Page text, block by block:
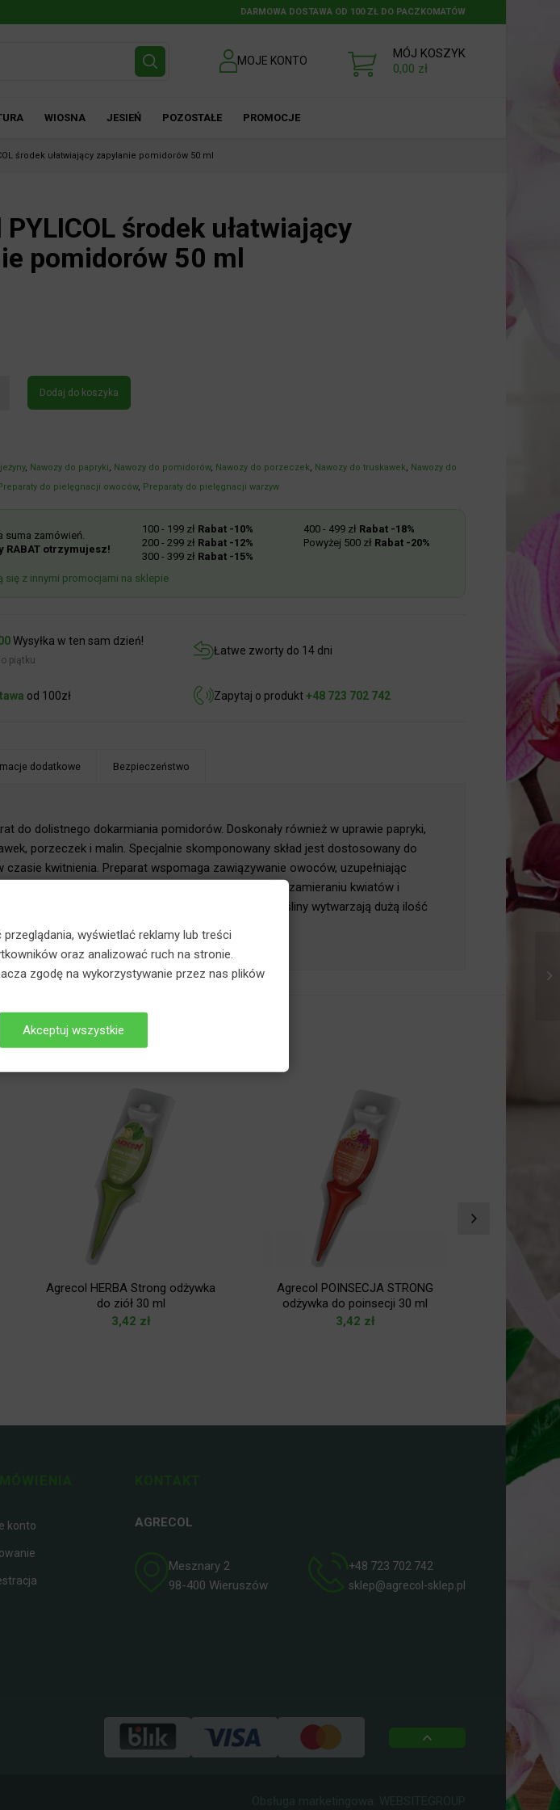
DARMOWA DOSTAWA OD 100 ZŁ DO PACZKOMATÓW
MOJE KONTO
MÓJ KOSZYK
0,00 zł
WIOSNA JESIEŃ POZOSTAŁE PROMOCJE
środek ułatwiający zapylanie pomidorów 50 ml
środek ułatwiający
pomidorów 50 ml
Dodaj do koszyka
,Nawozy do papryki,Nawozy do pomidorów,Nawozy do porzeczek,Nawozy do truskawek,Nawozy do
do pielęgnacji owoców,Preparaty do pielęgnacji warzyw
suma zamówień.
RABAT otrzymujesz!
100 - 199 złRabat -10%
200 - 299 złRabat -12%
300 - 399 złRabat -15%
400 - 499 złRabat -18%
Powyżej 500 złRabat -20%
się z innymi promocjami na sklepie
Wysyłka w ten sam dzień!
piątku
Łatwe zworty do 14 dni
od 100zł Zapytaj o produkt+48 723 702 742
dodatkowe Bezpieczeństwo
do dolistnego dokarmiania pomidorów. Doskonały również w uprawie papryki,
porzeczek i malin. Specjalnie skomponowany skład jest dostosowany do
czasie kwitnienia. Preparat wspomaga zawiązywanie owoców, uzupełniając
celu składniki pokarmowe. Zapobiega nadmiernemu zamieraniu kwiatów i
Dzięki regularnemu stosowaniu preparatu rośliny wytwarzają dużą ilość
Ci się przydać
Agrecol HERBA Strong odżywka
do ziół 30 ml
3,42 zł
Agrecol POINSECJA STRONG
odżywka do poinsecji 30 ml
3,42 zł
konto AGRECOL
Mesznary 2
98-400 Wieruszów
+48 723 702 742
sklep@agrecol-sklep.pl
w koszyku!
wyświetlać reklamy lub treści
oraz analizować ruch na stronie.
zgodę na wykorzystywanie przez nas plików
Akceptuj wszystkie